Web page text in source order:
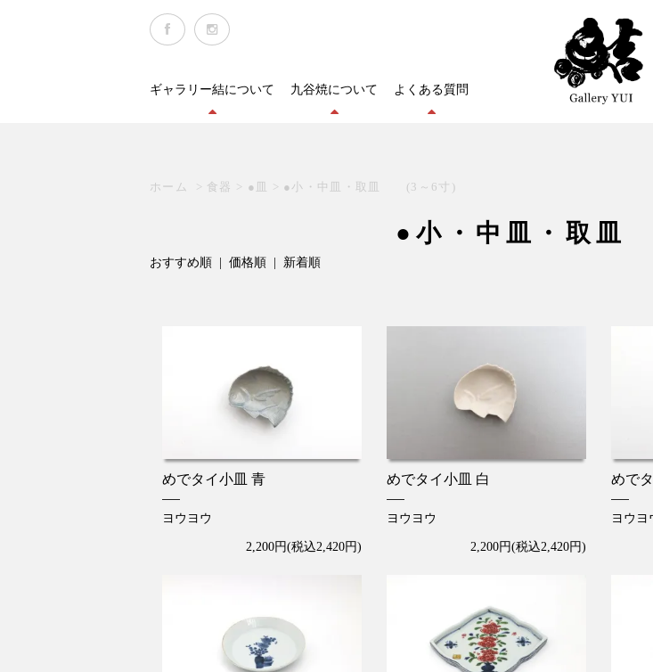
ギャラリー結について 九谷焼について よくある質問
ホーム > 食器 > ●皿 > ●小・中皿・取皿 (3～6寸)
●小・中皿・取
おすすめ順 価格順 | 新着順
めでタイ小皿 青
ヨウヨウ
2,200円(税込2,420円)
めでタイ小皿 白
ヨウヨウ
2,200円(税込2,420円)
めで
ヨウヨ